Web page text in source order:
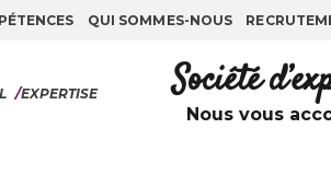
QUI SOMMES-NOUS
/EXPERTISE Société
Nous vous